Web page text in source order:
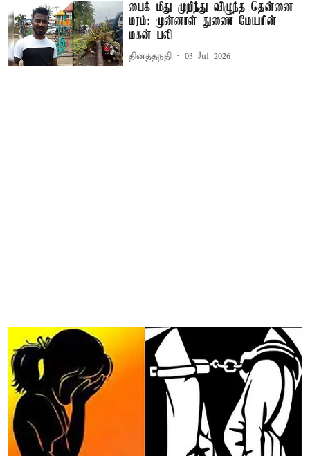
பைக் மீது முறிந்து விழுந்த தென்னை
மரம்: முன்னாள் துணை மேயரின்
மகன் பலி
தினத்தந்தி 03 Jul 2026